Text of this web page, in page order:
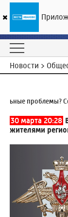
Новости >
проблемы?
30 марта 20:28
жителями